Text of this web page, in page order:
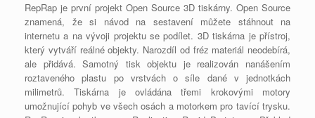
RepRap je první projekt Open Source 3D tiskárny. Open Source
znamená, že si návod na sestavení můžete stáhnout na
internetu a na vývoji projektu se podílet. 3D tiskárna je přístroj,
který vytváří reálné objekty. Narozdíl od fréz materiál neodebírá,
ale přidává. Samotný tisk objektu je realizován nanášením
roztaveného plastu po vrstvách o síle dané v jednotkách
milimetrů. Tiskárna je ovládána třemi krokovými motory
umožnující pohyb ve všech osách a motorkem pro tavící trysku.